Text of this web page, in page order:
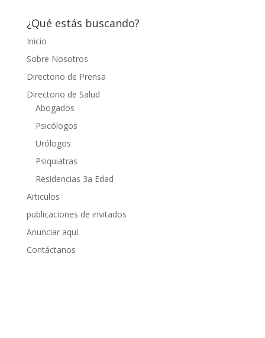
¿Qué estás buscando?
Inicio
Sobre Nosotros
Directorio de Prensa
Directorio de Salud
Abogados
Psicólogos
Urólogos
Psiquiatras
Residencias 3a Edad
Articulos
publicaciones de invitados
Anunciar aquí
Contáctanos